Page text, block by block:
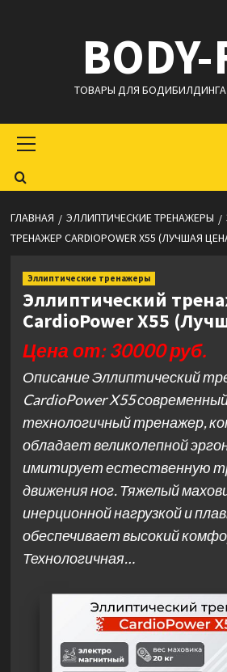
ТОВАРЫ ДЛЯ БОДИБИЛДИНГА
меню
ГЛАВНАЯ ЭЛЛИПТИЧЕСКИЕ ТРЕНАЖЕРЫ
ТРЕНАЖЕР CARDIOPOWER X55 (ЛУЧШАЯ
Эллиптические тренажеры
Эллиптический
CardioPower X55
Цена от: 30000 руб.
Описание Эллиптический
CardioPower X55
технологичный тренажер,
обладает великолепной
имитирует естественную
движения ног. Тяжелый
инерционной нагрузкой и
обеспечивает высокий
Технологичная…